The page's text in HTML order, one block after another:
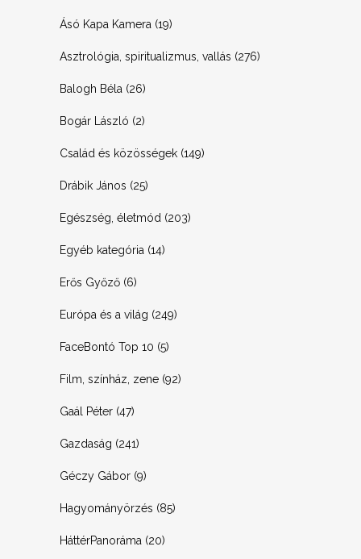
Ásó Kapa Kamera (19)
Asztrológia, spiritualizmus, vallás (276)
Balogh Béla (26)
Bogár László (2)
Család és közösségek (149)
Drábik János (25)
Egészség, életmód (203)
Egyéb kategória (14)
Erős Győző (6)
Európa és a világ (249)
FaceBontó Top 10 (5)
Film, színház, zene (92)
Gaál Péter (47)
Gazdaság (241)
Géczy Gábor (9)
Hagyományörzés (85)
HáttérPanoráma (20)